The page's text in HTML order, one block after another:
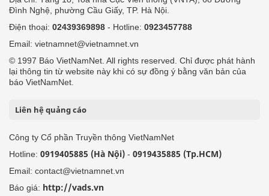
Đình Nghệ, phường Cầu Giấy, TP. Hà Nội.
Điện thoại: 02439369898 - Hotline: 0923457788
Email: vietnamnet@vietnamnet.vn
© 1997 Báo VietNamNet. All rights reserved. Chỉ được phát hành
lại thông tin từ website này khi có sự đồng ý bằng văn bản của
báo VietNamNet.
Liên hệ quảng cáo
Công ty Cổ phần Truyền thông VietNamNet
Hotline: 0919405885 (Hà Nội) - 0919435885 (Tp.HCM)
Email: contact@vietnamnet.vn
Báo giá: http://vads.vn